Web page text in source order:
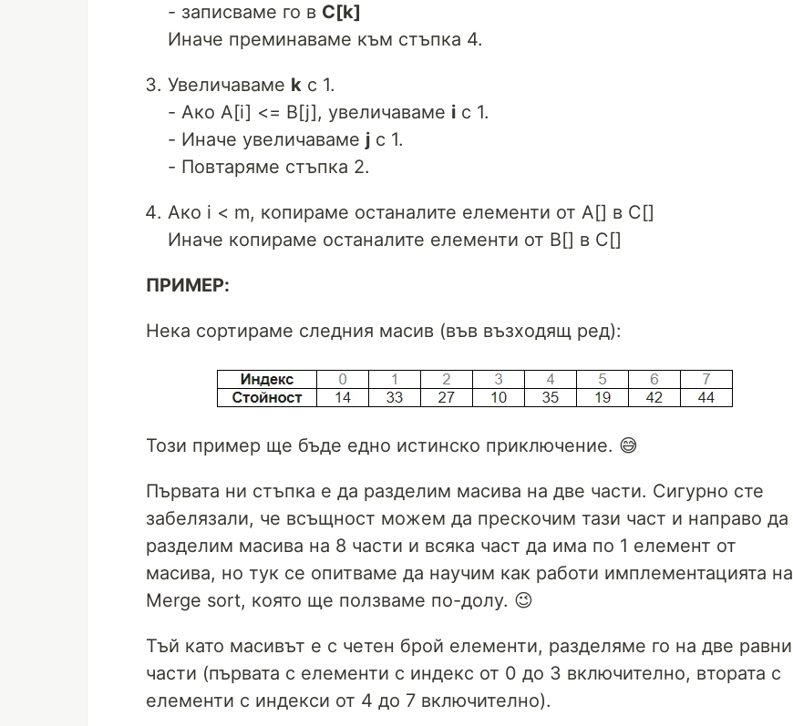
- записваме го в C[k]
Иначе преминаваме към стъпка 4.
Увеличаваме k с 1.
- Ако A[i] <= B[j], увеличаваме i с 1.
- Иначе увеличаваме j с 1.
- Повтаряме стъпка 2.
Ако i < m, копираме останалите елементи от А[] в C[]
Иначе копираме останалите елементи от B[] в C[]
ПРИМЕР:
Нека сортираме следния масив (във възходящ ред):
Този пример ще бъде едно истинско приключение. 😅
Първата ни стъпка е да разделим масива на две части. Сигурно сте
забелязали, че всъщност можем да прескочим тази част и направо да
разделим масива на 8 части и всяка част да има по 1 елемент от
масива, но тук се опитваме да научим как работи имплементацията на
Merge sort, която ще ползваме по-долу. 😉
Тъй като масивът е с четен брой елементи, разделяме го на две равни
части (първата с елементи с индекс от 0 до 3 включително, втората с
елементи с индекси от 4 до 7 включително).